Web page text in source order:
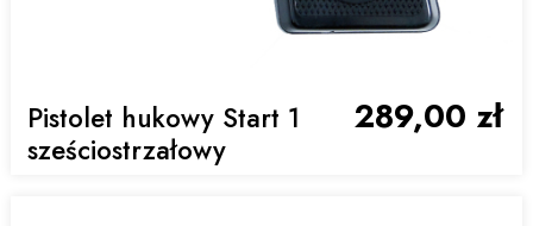
Pistolet hukowy Start 1
sześciostrzałowy
289,00 zł